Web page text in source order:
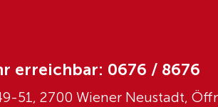
erreichbar: 0676 / 8676
51, 2700 Wiener Neustadt,